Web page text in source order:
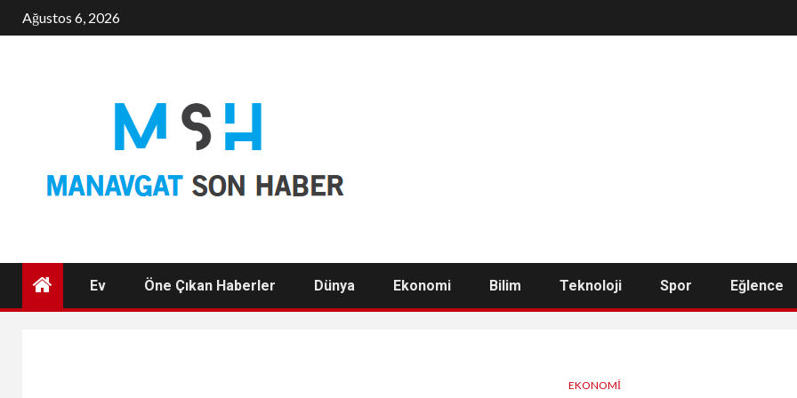
Ağustos 6, 2026
Ev Öne Çıkan Haberler Dünya Ekonomi Bilim Teknoloji Spor Eğlence
EKONOMI